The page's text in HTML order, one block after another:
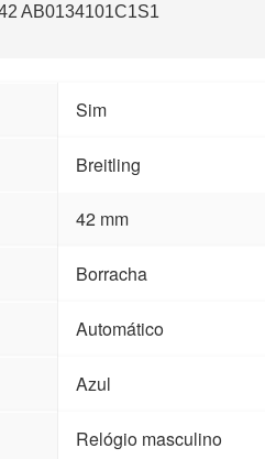
AB0134101C1S1
Sim
Breitling
42 mm
Borracha
Automático
Azul
Relógio masculino